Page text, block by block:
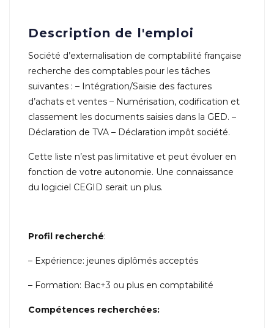
Description de l'emploi
Société d’externalisation de comptabilité française
recherche des comptables pour les tâches
suivantes : – Intégration/Saisie des factures
d’achats et ventes – Numérisation, codification et
classement les documents saisies dans la GED. –
Déclaration de TVA – Déclaration impôt société.
Cette liste n’est pas limitative et peut évoluer en
fonction de votre autonomie. Une connaissance
du logiciel CEGID serait un plus.
Profil recherché:
– Expérience: jeunes diplômés acceptés
– Formation: Bac+3 ou plus en comptabilité
Compétences recherchées: